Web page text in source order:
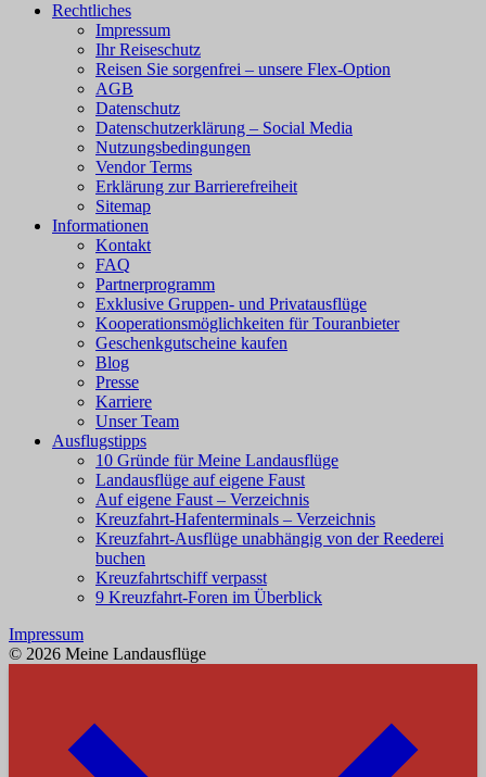
Rechtliches
Impressum
Ihr Reiseschutz
Reisen Sie sorgenfrei – unsere Flex-Option
AGB
Datenschutz
Datenschutzerklärung – Social Media
Nutzungsbedingungen
Vendor Terms
Erklärung zur Barrierefreiheit
Sitemap
Informationen
Kontakt
FAQ
Partnerprogramm
Exklusive Gruppen- und Privatausflüge
Kooperationsmöglichkeiten für Touranbieter
Geschenkgutscheine kaufen
Blog
Presse
Karriere
Unser Team
Ausflugstipps
10 Gründe für Meine Landausflüge
Landausflüge auf eigene Faust
Auf eigene Faust – Verzeichnis
Kreuzfahrt-Hafenterminals – Verzeichnis
Kreuzfahrt-Ausflüge unabhängig von der Reederei
buchen
Kreuzfahrtschiff verpasst
9 Kreuzfahrt-Foren im Überblick
Impressum
© 2026 Meine Landausflüge